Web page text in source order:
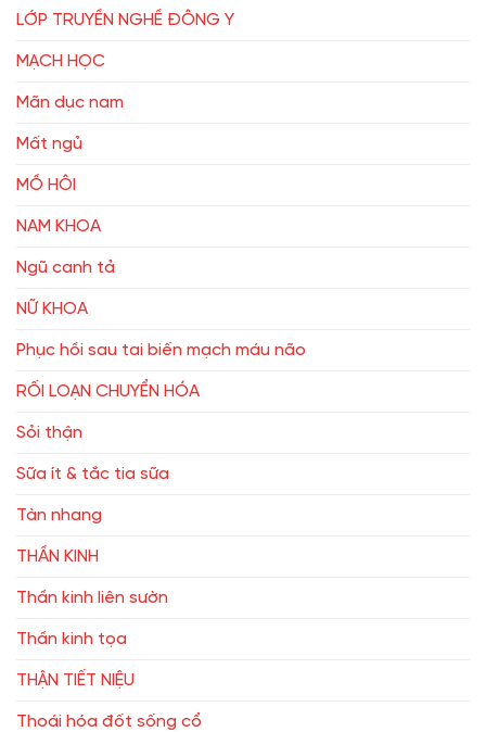
LỚP TRUYỀN NGHỀ ĐÔNG Y
MẠCH HỌC
Mãn dục nam
Mất ngủ
MỒ HÔI
NAM KHOA
Ngũ canh tả
NỮ KHOA
Phục hồi sau tai biến mạch máu não
RỐI LOẠN CHUYỂN HÓA
Sỏi thận
Sữa ít & tắc tia sữa
Tàn nhang
THẦN KINH
Thần kinh liên sườn
Thần kinh tọa
THẬN TIẾT NIỆU
Thoái hóa đốt sống cổ